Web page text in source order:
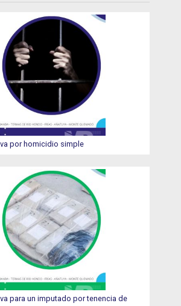
por homicidio simple
para un imputado por tenencia de